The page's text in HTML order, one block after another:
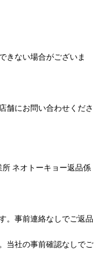
きない場合がございま
舗にお問い合わせくださ
ネオトーキョー返品係
。事前連絡なしでご返品
当社の事前確認なしでご